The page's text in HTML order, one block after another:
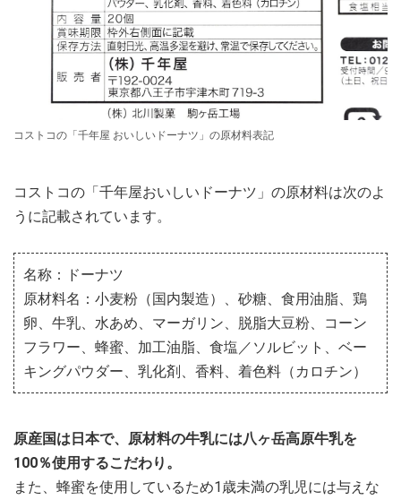
コストコの「千年屋 おいしいドーナツ」の原材料表記
コストコの「千年屋おいしいドーナツ」の原材料は次のよ
うに記載されています。
名称：ドーナツ
原材料名：小麦粉（国内製造）、砂糖、食用油脂、鶏
卵、牛乳、水あめ、マーガリン、脱脂大豆粉、コーン
フラワー、蜂蜜、加工油脂、食塩／ソルビット、ベー
キングパウダー、乳化剤、香料、着色料（カロチン）
原産国は日本で、原材料の牛乳には八ヶ岳高原牛乳を
100％使用するこだわり。
また、蜂蜜を使用しているため1歳未満の乳児には与えな